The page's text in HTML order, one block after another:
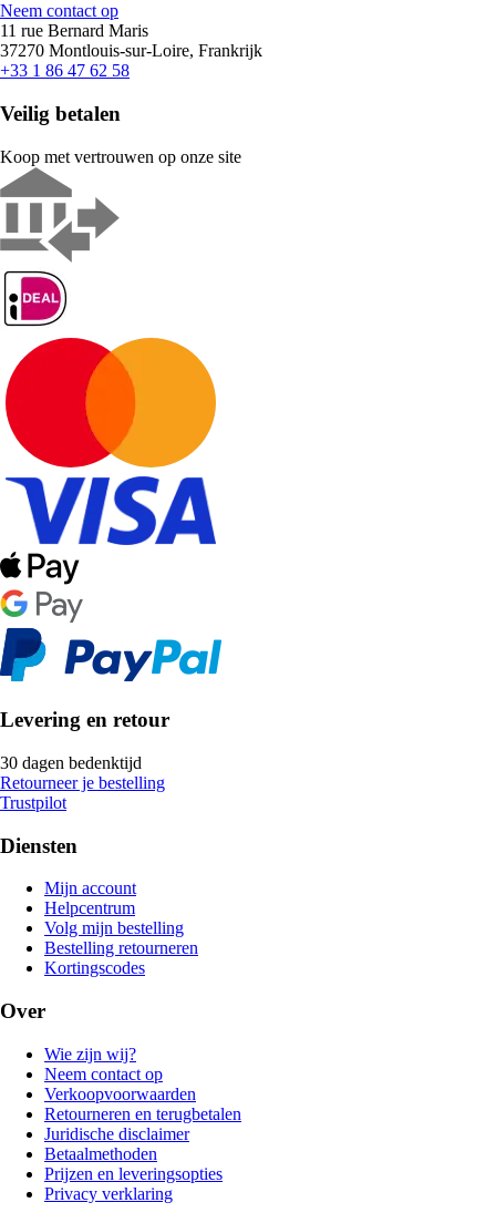
Neem contact op
11 rue Bernard Maris
37270 Montlouis-sur-Loire, Frankrijk
+33 1 86 47 62 58
Veilig betalen
Koop met vertrouwen op onze site
Levering en retour
30 dagen bedenktijd
Retourneer je bestelling
Trustpilot
Diensten
Mijn account
Helpcentrum
Volg mijn bestelling
Bestelling retourneren
Kortingscodes
Over
Wie zijn wij?
Neem contact op
Verkoopvoorwaarden
Retourneren en terugbetalen
Juridische disclaimer
Betaalmethoden
Prijzen en leveringsopties
Privacy verklaring